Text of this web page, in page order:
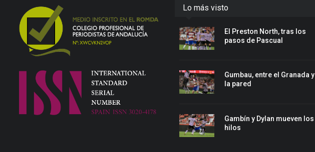
Lo más visto
El Preston North, tras los
pasos de Pascual
Gumbau, entre el Granada y
la pared
Gambín y Dylan mueven los
hilos